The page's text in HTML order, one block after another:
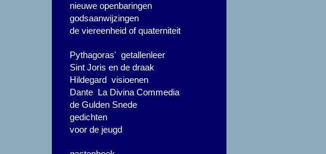
nieuwe openbaringen
godsaanwijzingen
de viereenheid of quaterniteit
Pythagoras' getallenleer
Sint Joris en de draak
Hildegard visioenen
Dante La Divina Commedia
de Gulden Snede
gedichten
voor de jeugd